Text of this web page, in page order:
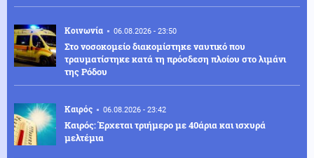
Κοινωνία 06.08.2026 - 23:50
Στο νοσοκομείο διακομίστηκε ναυτικό που
τραυματίστηκε κατά τη πρόσδεση πλοίου στο λιμάνι
της Ρόδου
Καιρός 06.08.2026 - 23:42
Καιρός: Έρχεται τριήμερο με 40άρια και ισχυρά
μελτέμια